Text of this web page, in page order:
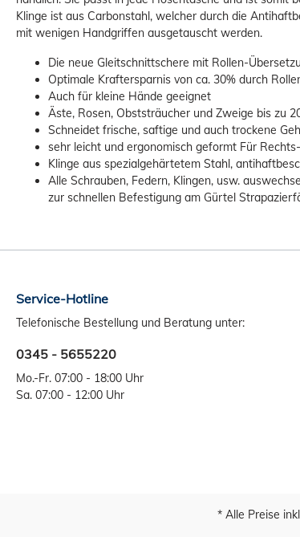
Klinge ist aus Carbonstahl, welcher durch die
mit wenigen Handgriffen ausgetauscht werden.
Die neue Gleitschnittschere mit Rollen-
Optimale Kraftersparnis von ca. 30% durch
Auch für kleine Hände geeignet
Äste, Rosen, Obststräucher und Zweige bis zu
Schneidet frische, saftige und auch trockene
sehr leicht und ergonomisch geformt Für
Klinge aus spezialgehärtetem Stahl,
Alle Schrauben, Federn, Klingen, usw.
zur schnellen Befestigung am Gürtel
Service-Hotline
Telefonische Bestellung und Beratung unter:
0345 - 5655220
Mo.-Fr. 07:00 - 18:00 Uhr
Sa. 07:00 - 12:00 Uhr
* Alle Preise